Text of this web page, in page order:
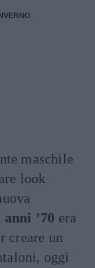
maschile
look
anni ’70 era
creare un
oggi